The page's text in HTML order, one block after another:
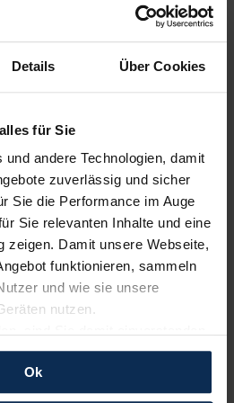
Details Über Cookies
für Sie
andere Technologien, damit
zuverlässig und sicher
Sie die Performance im Auge
Sie relevanten Inhalte und eine
zeigen. Damit unsere Webseite,
funktionieren, sammeln
und wie sie unsere
nutzen.
für unseren Service zu
an Dritte weiterzugeben,
Falls Sie dem nicht
Ok
KIA